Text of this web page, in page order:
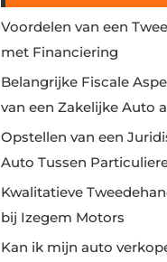
Voordelen van een
met Financiering
Belangrijke Fiscale
van een Zakelijke Auto
Opstellen van een
Auto Tussen
Kwalitatieve
bij Izegem Motors
Kan ik mijn auto